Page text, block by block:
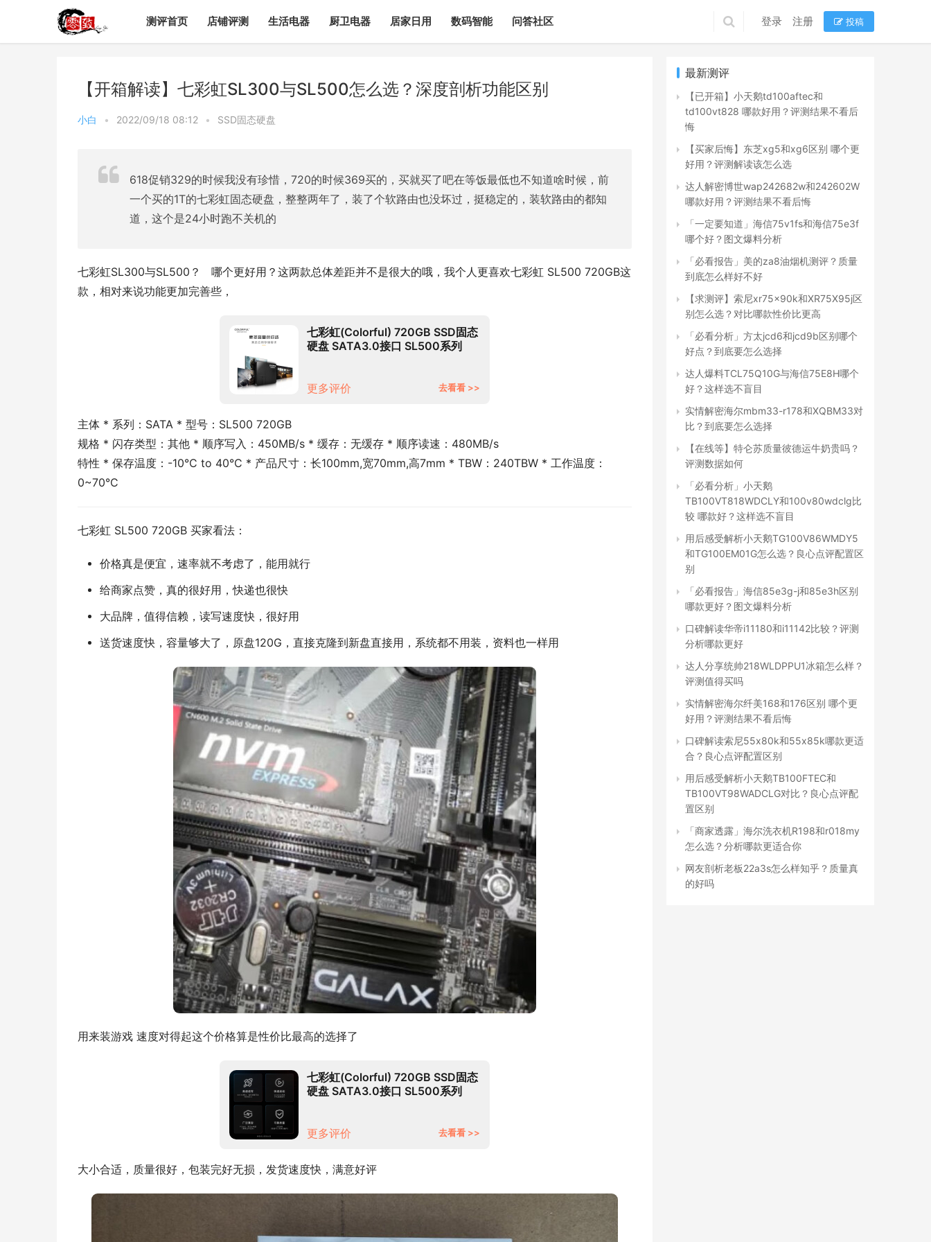
测评首页 店铺评测 生活电器 厨卫电器 居家日用 数码智能 问答社区 登录 注册 投稿
【开箱解读】七彩虹SL300与SL500怎么选？深度剖析功能区别
小白 • 2022/09/18 08:12 • SSD固态硬盘
618促销329的时候我没有珍惜，720的时候369买的，买就买了吧在等饭最低也不知道啥时候，前
一个买的1T的七彩虹固态硬盘，整整两年了，装了个软路由也没坏过，挺稳定的，装软路由的都知
道，这个是24小时跑不关机的
七彩虹SL300与SL500？   哪个更好用？这两款总体差距并不是很大的哦，我个人更喜欢七彩虹 SL500 720GB这
款，相对来说功能更加完善些，
七彩虹(Colorful) 720GB SSD固态
硬盘 SATA3.0接口 SL500系列
更多评价 去看看 >>
主体 * 系列：SATA * 型号：SL500 720GB
规格 * 闪存类型：其他 * 顺序写入：450MB/s * 缓存：无缓存 * 顺序读速：480MB/s
特性 * 保存温度：-10°C to 40°C * 产品尺寸：长100mm,宽70mm,高7mm * TBW：240TBW * 工作温度：
0~70°C
七彩虹 SL500 720GB 买家看法：
价格真是便宜，速率就不考虑了，能用就行
给商家点赞，真的很好用，快递也很快
大品牌，值得信赖，读写速度快，很好用
送货速度快，容量够大了，原盘120G，直接克隆到新盘直接用，系统都不用装，资料也一样用
用来装游戏 速度对得起这个价格算是性价比最高的选择了
七彩虹(Colorful) 720GB SSD固态
硬盘 SATA3.0接口 SL500系列
更多评价 去看看 >>
大小合适，质量很好，包装完好无损，发货速度快，满意好评
最新测评
【已开箱】小天鹅td100aftec和
td100vt828 哪款好用？评测结果不看后
悔
【买家后悔】东芝xg5和xg6区别 哪个更
好用？评测解读该怎么选
达人解密博世wap242682w和242602W
哪款好用？评测结果不看后悔
「一定要知道」海信75v1fs和海信75e3f
哪个好？图文爆料分析
「必看报告」美的za8油烟机测评？质量
到底怎么样好不好
【求测评】索尼xr75x90k和XR75X95j区
别怎么选？对比哪款性价比更高
「必看分析」方太jcd6和jcd9b区别哪个
好点？到底要怎么选择
达人爆料TCL75Q10G与海信75E8H哪个
好？这样选不盲目
实情解密海尔mbm33-r178和XQBM33对
比？到底要怎么选择
【在线等】特仑苏质量彼德运牛奶贵吗？
评测数据如何
「必看分析」小天鹅
TB100VT818WDCLY和100v80wdclg比
较 哪款好？这样选不盲目
用后感受解析小天鹅TG100V86WMDY5
和TG100EM01G怎么选？良心点评配置区
别
「必看报告」海信85e3g-j和85e3h区别
哪款更好？图文爆料分析
口碑解读华帝i11180和i11142比较？评测
分析哪款更好
达人分享统帅218WLDPPU1冰箱怎么样？
评测值得买吗
实情解密海尔纤美168和176区别 哪个更
好用？评测结果不看后悔
口碑解读索尼55x80k和55x85k哪款更适
合？良心点评配置区别
用后感受解析小天鹅TB100FTEC和
TB100VT98WADCLG对比？良心点评配
置区别
「商家透露」海尔洗衣机R198和r018my
怎么选？分析哪款更适合你
网友剖析老板22a3s怎么样知乎？质量真
的好吗